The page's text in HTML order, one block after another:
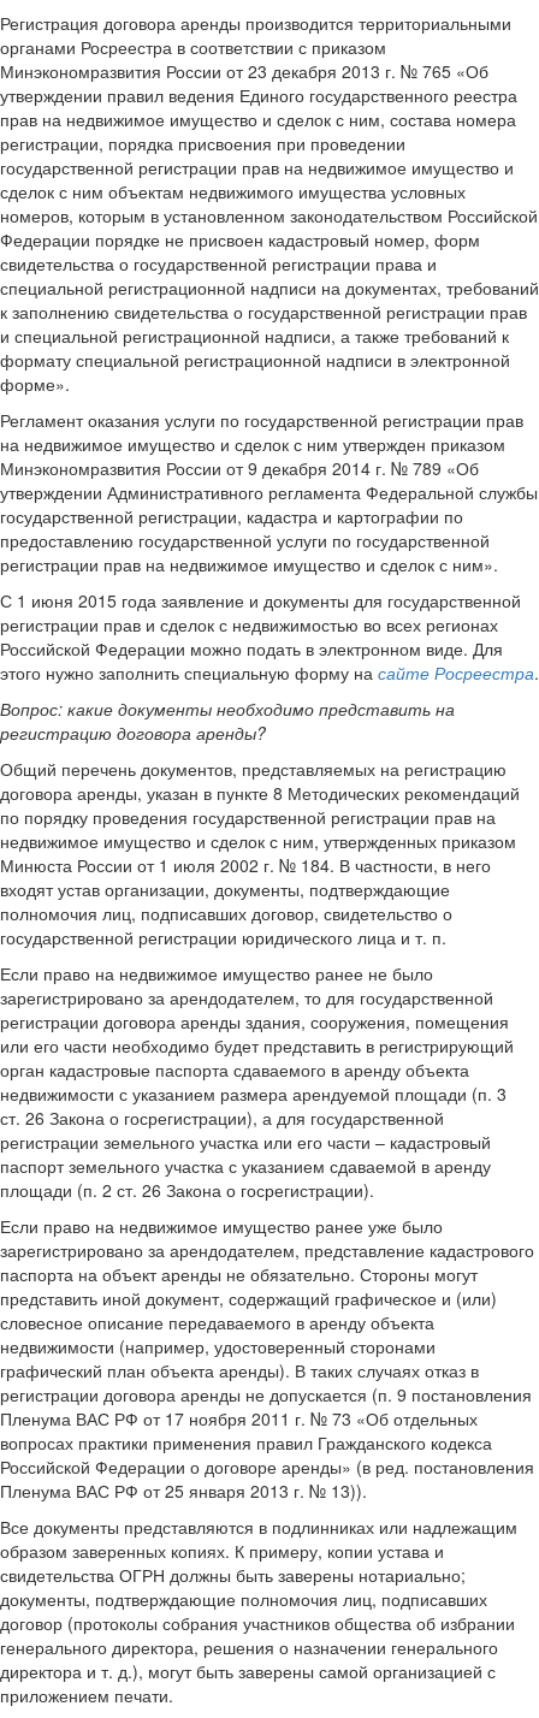
Регистрация договора аренды производится территориальными
органами Росреестра в соответствии с приказом
Минэкономразвития России от 23 декабря 2013 г. № 765 «Об
утверждении правил ведения Единого государственного реестра
прав на недвижимое имущество и сделок с ним, состава номера
регистрации, порядка присвоения при проведении
государственной регистрации прав на недвижимое имущество и
сделок с ним объектам недвижимого имущества условных
номеров, которым в установленном законодательством Российской
Федерации порядке не присвоен кадастровый номер, форм
свидетельства о государственной регистрации права и
специальной регистрационной надписи на документах, требований
к заполнению свидетельства о государственной регистрации прав
и специальной регистрационной надписи, а также требований к
формату специальной регистрационной надписи в электронной
форме».
Регламент оказания услуги по государственной регистрации прав
на недвижимое имущество и сделок с ним утвержден приказом
Минэкономразвития России от 9 декабря 2014 г. № 789 «Об
утверждении Административного регламента Федеральной службы
государственной регистрации, кадастра и картографии по
предоставлению государственной услуги по государственной
регистрации прав на недвижимое имущество и сделок с ним».
С 1 июня 2015 года заявление и документы для государственной
регистрации прав и сделок с недвижимостью во всех регионах
Российской Федерации можно подать в электронном виде. Для
этого нужно заполнить специальную форму на сайте Росреестра.
Вопрос: какие документы необходимо представить на
регистрацию договора аренды?
Общий перечень документов, представляемых на регистрацию
договора аренды, указан в пункте 8 Методических рекомендаций
по порядку проведения государственной регистрации прав на
недвижимое имущество и сделок с ним, утвержденных приказом
Минюста России от 1 июля 2002 г. № 184. В частности, в него
входят устав организации, документы, подтверждающие
полномочия лиц, подписавших договор, свидетельство о
государственной регистрации юридического лица и т. п.
Если право на недвижимое имущество ранее не было
зарегистрировано за арендодателем, то для государственной
регистрации договора аренды здания, сооружения, помещения
или его части необходимо будет представить в регистрирующий
орган кадастровые паспорта сдаваемого в аренду объекта
недвижимости с указанием размера арендуемой площади (п. 3
ст. 26 Закона о госрегистрации), а для государственной
регистрации земельного участка или его части – кадастровый
паспорт земельного участка с указанием сдаваемой в аренду
площади (п. 2 ст. 26 Закона о госрегистрации).
Если право на недвижимое имущество ранее уже было
зарегистрировано за арендодателем, представление кадастрового
паспорта на объект аренды не обязательно. Стороны могут
представить иной документ, содержащий графическое и (или)
словесное описание передаваемого в аренду объекта
недвижимости (например, удостоверенный сторонами
графический план объекта аренды). В таких случаях отказ в
регистрации договора аренды не допускается (п. 9 постановления
Пленума ВАС РФ от 17 ноября 2011 г. № 73 «Об отдельных
вопросах практики применения правил Гражданского кодекса
Российской Федерации о договоре аренды» (в ред. постановления
Пленума ВАС РФ от 25 января 2013 г. № 13)).
Все документы представляются в подлинниках или надлежащим
образом заверенных копиях. К примеру, копии устава и
свидетельства ОГРН должны быть заверены нотариально;
документы, подтверждающие полномочия лиц, подписавших
договор (протоколы собрания участников общества об избрании
генерального директора, решения о назначении генерального
директора и т. д.), могут быть заверены самой организацией с
приложением печати.